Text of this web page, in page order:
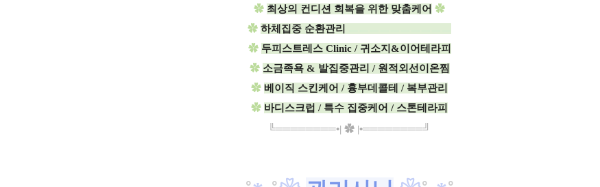
✿ 최상의 컨디션 회복을 위한 맞춤케어 ✿
✿ 하체집중 순환관리
✿ 두피스트레스 Clinic / 귀소지&이어테라피
✿ 소금족욕 & 발집중관리 / 원적외선이온찜
✿ 베이직 스킨케어 / 흉부데콜테 / 복부관리
✿ 바디스크럽 / 특수 집중케어 / 스톤테라피
╚════════•| ✿ |•════════╝​